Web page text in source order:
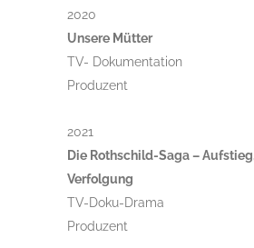
2020
Unsere Mütter
TV- Dokumentation
Produzent
2021
Die Rothschild-Saga –
Verfolgung
TV-Doku-Drama
Produzent